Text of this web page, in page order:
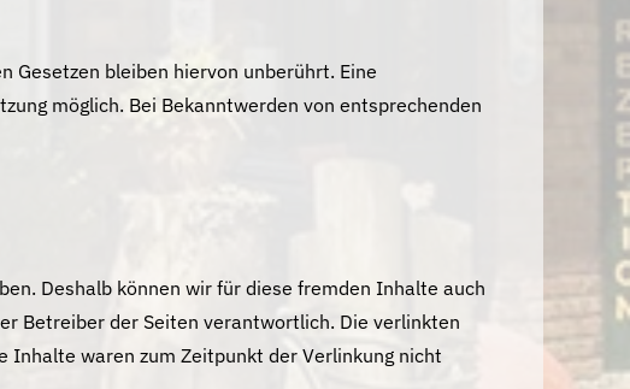
Gesetzen bleiben hiervon unberührt. Eine
möglich. Bei Bekanntwerden von entsprechenden
Deshalb können wir für diese fremden Inhalte auch
Betreiber der Seiten verantwortlich. Die verlinkten
Inhalte waren zum Zeitpunkt der Verlinkung nicht